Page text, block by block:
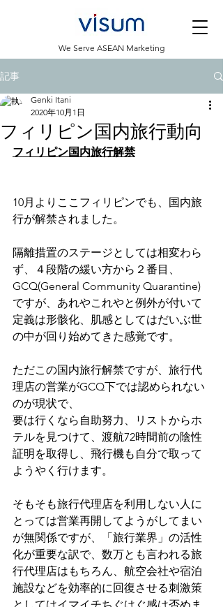
​We Serve ASEAN Marketing
記事
フィリピン国内旅行動向
Genki Itani
2020年10月1日
フィリピン国内旅行解禁
10月よりここフィリピンでも、国内旅
行が解禁されました。
隔離措置のステージとしては相変わら
ず、４段階の緩い方から２番目、
GCQ(General Community Quarantine)
ですが、あれやこれやと例外が付いて
定義は形骸化、肌感としてはだいぶ世
の中が回り始めてきた感覚です。
ただこの国内旅行解禁ですが、旅行代
理店の営業がGCQ下では認められない
のが現状で、
要は行くなら自助努力、リストからホ
テルを見つけて、渡航72時間前の陰性
証明を取得し、飛行機も自分で取って
ようやく行けます。
そもそも旅行代理店を利用しない人に
とっては営業再開してようがしてまい
が無関係ですが、「旅行業界」の活性
化が重要な訳で、数万とも言われる旅
行代理店はもちろん、航空会社や宿泊
施設などを効率的に回復させる刺激策